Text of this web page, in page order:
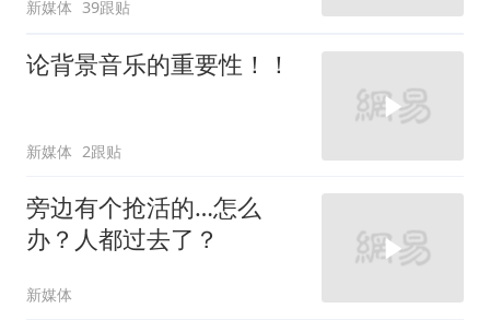
新媒体 39跟贴
论背景音乐的重要性！！
新媒体 2跟贴
旁边有个抢活的…怎么
办？人都过去了？
新媒体